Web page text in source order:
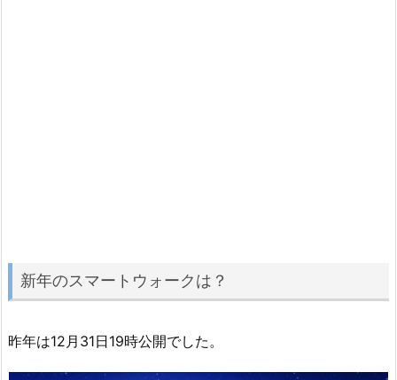
新年のスマートウォークは？
昨年は12月31日19時公開でした。